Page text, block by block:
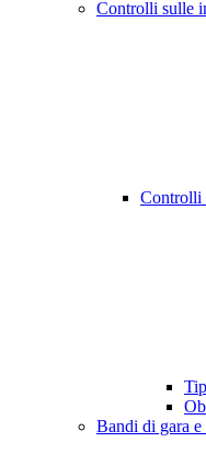
Controlli sulle
Controlli
Bandi di gara e